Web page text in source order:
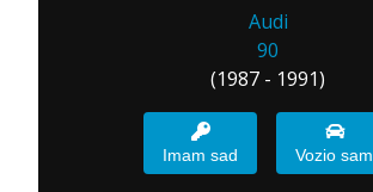
Audi
90
(1987 - 1991)
Imam sad Vozio sam